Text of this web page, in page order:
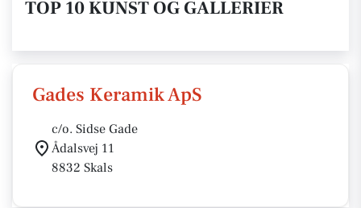
TOP 10 KUNST OG GALLERIER
Gades Keramik ApS
c/o. Sidse Gade
Ådalsvej 11
8832 Skals